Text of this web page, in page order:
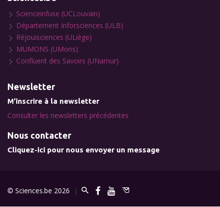
Scienceinfuse (UCLouvain)
Département Inforsciences (ULB)
Réjouisciences (ULiège)
MUMONS (UMons)
Confluent des Savoirs (UNamur)
Newsletter
M'inscrire à la newsletter
Consulter les newsletters précédentes
Nous contacter
Cliquez-ici pour nous envoyer un message
© Sciences.be 2026 |